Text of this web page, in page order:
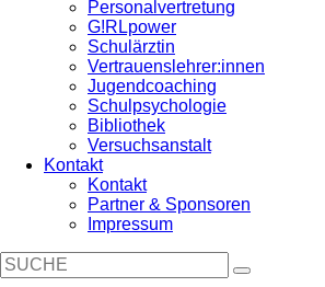
Personalvertretung
G!RLpower
Schulärztin
Vertrauenslehrer:innen
Jugendcoaching
Schulpsychologie
Bibliothek
Versuchsanstalt
Kontakt
Kontakt
Partner & Sponsoren
Impressum